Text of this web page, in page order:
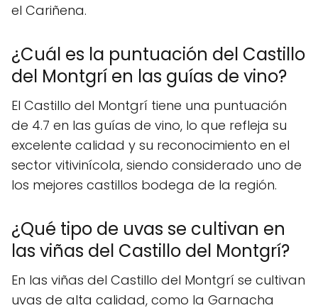
el Cariñena.
¿Cuál es la puntuación del Castillo
del Montgrí en las guías de vino?
El Castillo del Montgrí tiene una puntuación
de 4.7 en las guías de vino, lo que refleja su
excelente calidad y su reconocimiento en el
sector vitivinícola, siendo considerado uno de
los mejores castillos bodega de la región.
¿Qué tipo de uvas se cultivan en
las viñas del Castillo del Montgrí?
En las viñas del Castillo del Montgrí se cultivan
uvas de alta calidad, como la Garnacha